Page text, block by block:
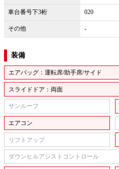
車台番号下3桁 020
その他 -
装備
エアバッグ：運転席/助手席/サイド
スライドドア：両面
サンルーフ
エアコン
リフトアップ
ダウンヒルアシストコントロール